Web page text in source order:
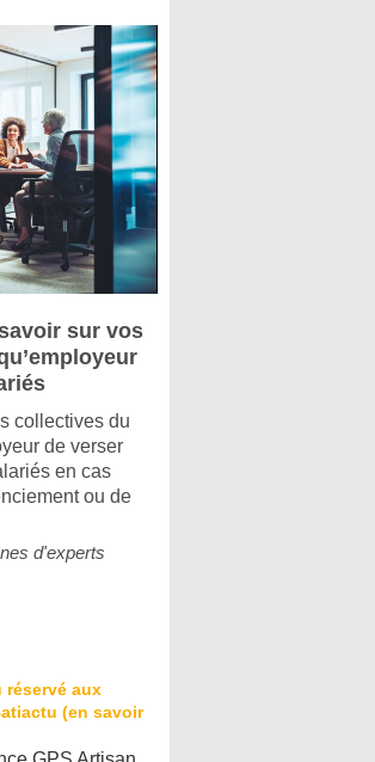
sur vos
collectives du
de verser
en cas
ou de
d'experts